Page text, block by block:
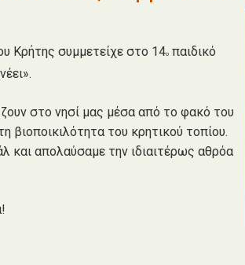
Κρήτης συμμετείχε στο 14ο παιδικό
στο νησί μας μέσα από το φακό του
του κρητικού τοπίου.
και απολαύσαμε την ιδιαιτέρως αθρόα